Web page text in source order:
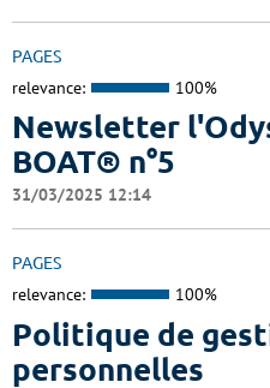
PAGES
relevance: 100%
Newsletter
BOAT® n°5
31/03/2025 12:14
PAGES
relevance: 100%
Politique de
personnelles